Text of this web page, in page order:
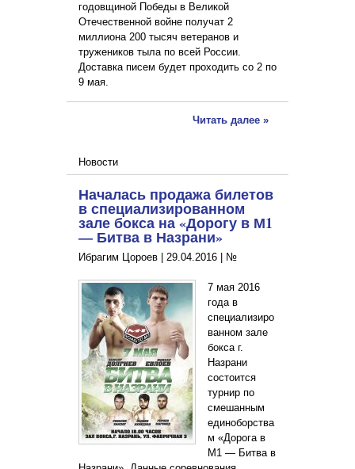
годовщиной Победы в Великой
Отечественной войне получат 2
миллиона 200 тысяч ветеранов и
тружеников тыла по всей России.
Доставка писем будет проходить со 2 по
9 мая.
Читать далее »
Новости
Началась продажа билетов
в специализированном
зале бокса на «Дорогу в М1
— Битва в Назрани»
Ибрагим Цороев | 29.04.2016 №
7 мая 2016
года в
специализиро
ванном зале
бокса г.
Назрани
состоится
турнир по
смешанным
единоборства
м «Дорога в
М1 — Битва в